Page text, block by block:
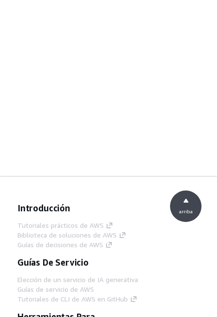
Introducción
Tutoriales prácticos de AWS
Biblioteca de soluciones de AWS
Guías de decisiones de AWS
Guías De Servicio
Elección de un servicio de IA generativa
Guías de servicio de AWS
Tutoriales de CLI de AWS en GitHub
arriba